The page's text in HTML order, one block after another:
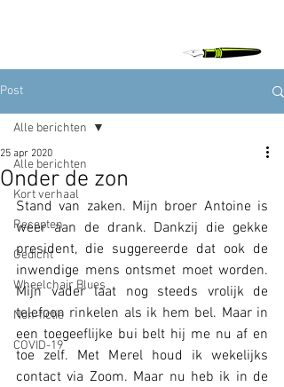
Post
Alle berichten
Kort verhaal
Recepten
Gedicht
Wheelchair Blues
Non-fictie
COVID-19
Alle berichten
Onder de zon
25 apr 2020
Stand van zaken. Mijn broer Antoine is
weer aan de drank. Dankzij die gekke
president, die suggereerde dat ook de
inwendige mens ontsmet moet worden.
Mijn vader laat nog steeds vrolijk de
telefoon rinkelen als ik hem bel. Maar in
een toegeeflijke bui belt hij me nu af en
toe zelf. Met Merel houd ik wekelijks
contact via Zoom. Maar nu heb ik in de